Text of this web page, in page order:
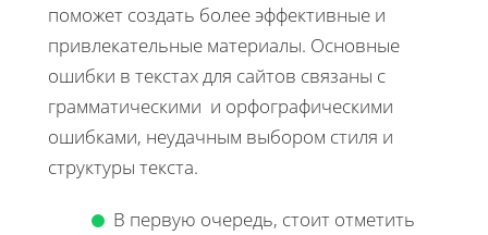
поможет создать более эффективные и
привлекательные материалы. Основные
ошибки в текстах для сайтов связаны с
грамматическими и орфографическими
ошибками, неудачным выбором стиля и
структуры текста.
В первую очередь, стоит отметить